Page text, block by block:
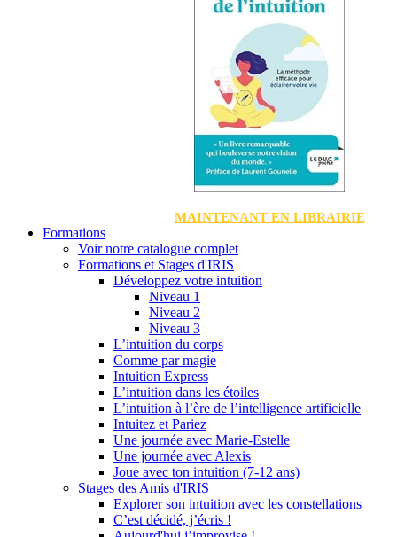
MAINTENANT EN LIBRAIRIE
Formations
Voir notre catalogue complet
Formations et Stages d'IRIS
Développez votre intuition
Niveau 1
Niveau 2
Niveau 3
L’intuition du corps
Comme par magie
Intuition Express
L’intuition dans les étoiles
L’intuition à l’ère de l’intelligence artificielle
Intuitez et Pariez
Une journée avec Marie-Estelle
Une journée avec Alexis
Joue avec ton intuition (7-12 ans)
Stages des Amis d'IRIS
Explorer son intuition avec les constellations
C’est décidé, j’écris !